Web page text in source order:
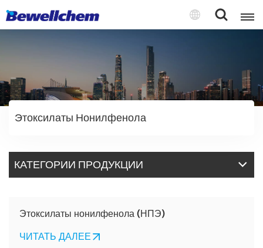
English
Русский
بالعربية
中文
Español
Этоксилаты Нонилфенола
КАТЕГОРИИ ПРОДУКЦИИ
Этоксилаты нонилфенола (НПЭ)
ЧИТАТЬ ДАЛЕЕ